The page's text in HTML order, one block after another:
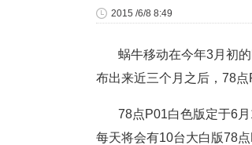
2015 /6/8 8:49
蜗牛移动在今年3月初
布出来近三个月之后，78
78点P01白色版定于6
每天将会有10台大白版78